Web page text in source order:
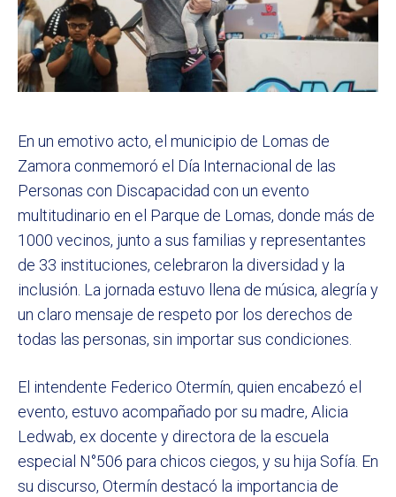
En un emotivo acto, el municipio de Lomas de
Zamora conmemoró el Día Internacional de las
Personas con Discapacidad con un evento
multitudinario en el Parque de Lomas, donde más de
1000 vecinos, junto a sus familias y representantes
de 33 instituciones, celebraron la diversidad y la
inclusión. La jornada estuvo llena de música, alegría y
un claro mensaje de respeto por los derechos de
todas las personas, sin importar sus condiciones.
El intendente Federico Otermín, quien encabezó el
evento, estuvo acompañado por su madre, Alicia
Ledwab, ex docente y directora de la escuela
especial N°506 para chicos ciegos, y su hija Sofía. En
su discurso, Otermín destacó la importancia de